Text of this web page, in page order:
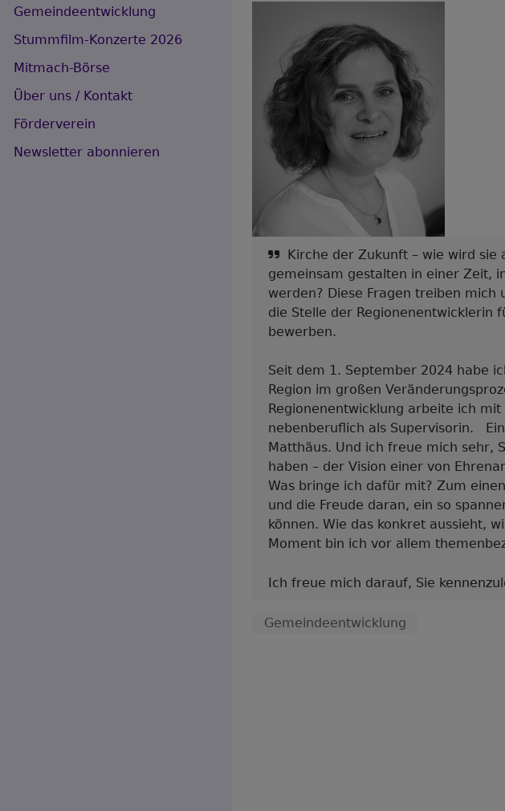
Hauptnavigation
Gemeindeentwicklung
Stummfilm-Konzerte 2026
Mitmach-Börse
Über uns / Kontakt
Förderverein
Newsletter abonnieren
Kirche der Zukunft – wie wird sie
gemeinsam gestalten in einer Zeit,
werden? Diese Fragen treiben mich
die Stelle der Regionenentwicklerin
bewerben.
Seit dem 1. September 2024 habe
Region im großen
Regionenentwicklung arbeite ich
nebenberuflich als Supervisorin.
Matthäus. Und ich freue mich sehr,
haben – der Vision einer von
Was bringe ich dafür mit? Zum
und die Freude daran, ein so
können. Wie das konkret aussieht,
Moment bin ich vor allem
Ich freue mich darauf, Sie
Gemeindeentwicklung